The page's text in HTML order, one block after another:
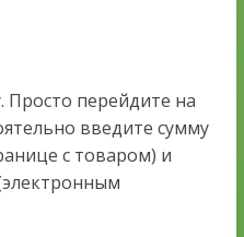
Просто перейдите на
введите сумму
с товаром) и